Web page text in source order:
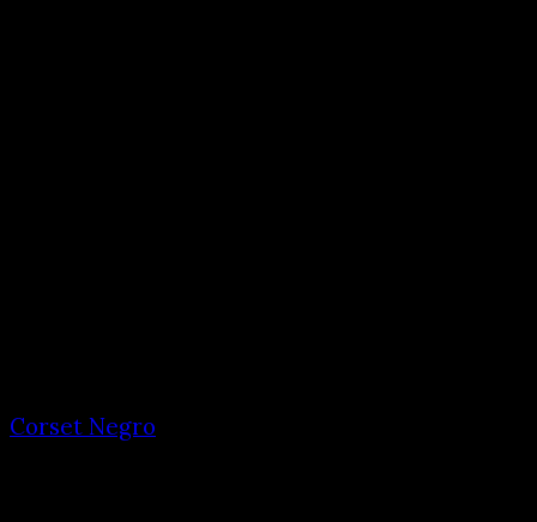
Corset Negro